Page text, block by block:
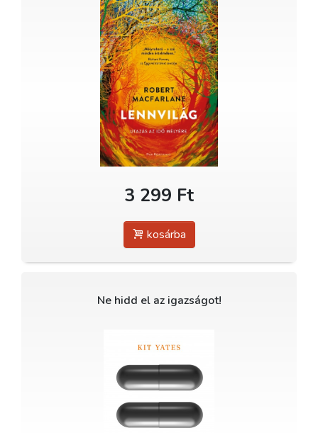
3 299 Ft
kosárba
Ne hidd el az igazságot!